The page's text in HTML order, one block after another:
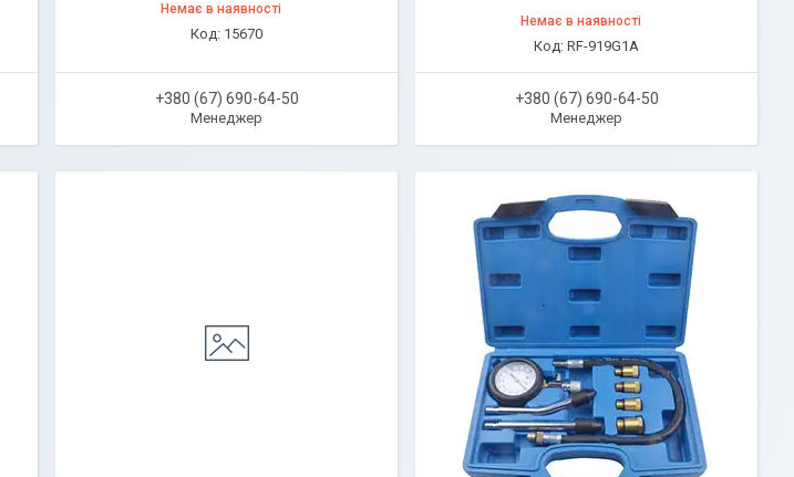
Немає в наявності
15670
+380 (67) 690-64-50
Менеджер
Немає в наявності
RF-919G1A
+380 (67) 690-64-50
Менеджер